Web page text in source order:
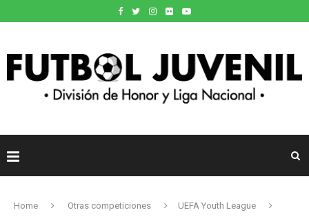
Home Otras competiciones
UEFA Youth League